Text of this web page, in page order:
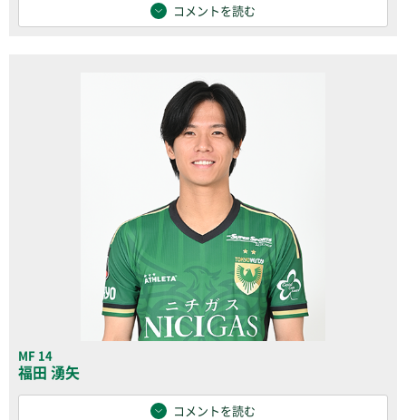
コメントを読む
MF 14
福田 湧矢
コメントを読む